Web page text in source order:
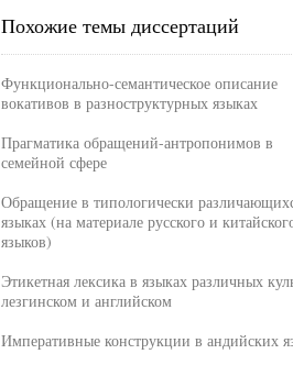
Похожие темы диссертаций
Функционально-семантическое описание
вокативов в разноструктурных языках
Прагматика обращений-антропонимов в
семейной сфере
Обращение в типологически
языках (на материале русского и
языков)
Этикетная лексика в языках различных
лезгинском и английском
Императивные конструкции в андийских